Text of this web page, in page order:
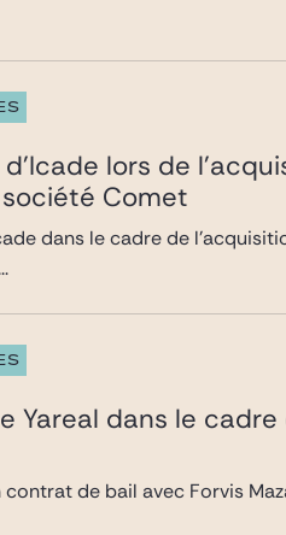
lors de
Comet
dans le cadre de
Yareal dans le
contrat de bail avec Forvis